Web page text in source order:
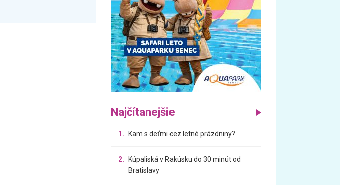
Najčítanejšie
1. Kam s deťmi cez letné prázdniny?
2.
Kúpaliská v Rakúsku do 30 minút od
Bratislavy